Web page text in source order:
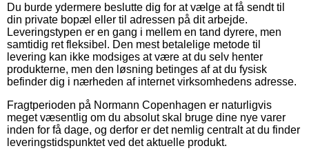
Du burde ydermere beslutte dig for at vælge at få sendt til
din private bopæl eller til adressen på dit arbejde.
Leveringstypen er en gang i mellem en tand dyrere, men
samtidig ret fleksibel. Den mest betalelige metode til
levering kan ikke modsiges at være at du selv henter
produkterne, men den løsning betinges af at du fysisk
befinder dig i nærheden af internet virksomhedens adresse.
Fragtperioden på Normann Copenhagen er naturligvis
meget væsentlig om du absolut skal bruge dine nye varer
inden for få dage, og derfor er det nemlig centralt at du finder
leveringstidspunktet ved det aktuelle produkt.